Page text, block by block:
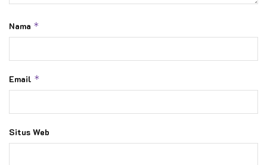
Nama *
Email *
Situs Web